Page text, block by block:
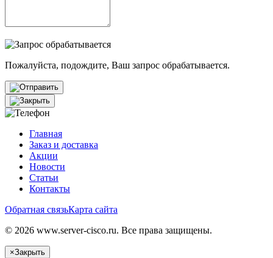
Пожалуйста, подождите, Ваш запрос обрабатывается.
Главная
Заказ и доставка
Акции
Новости
Статьи
Контакты
Обратная связьКарта сайта
© 2026 www.server-cisco.ru. Все права защищены.
×Закрыть